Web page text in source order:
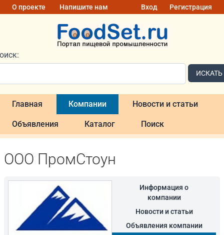
О проекте Напишите нам Вход Регистрация
ИСКАТЬ
Главная Компании Новости и статьи
Объявления Каталог Поиск
ООО ПромСтоун
Информация о
компании
Новости и статьи
Объявления компании